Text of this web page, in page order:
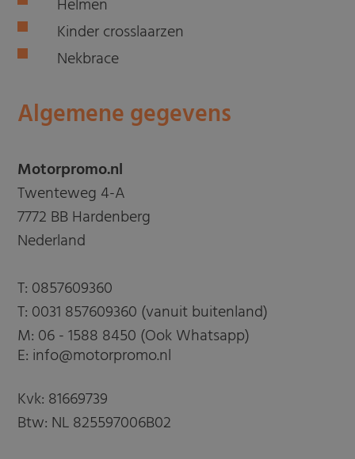
Helmen
Kinder crosslaarzen
Nekbrace
Algemene gegevens
Motorpromo.nl
Twenteweg 4-A
7772 BB Hardenberg
Nederland
T: 0857609360
T: 0031 857609360 (vanuit buitenland)
M: 06 - 1588 8450 (Ook Whatsapp)
E: info@motorpromo.nl
Kvk: 81669739
Btw: NL 825597006B02